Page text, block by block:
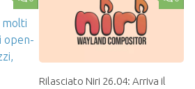
Rilasciato Niri 26.04: Arriva il